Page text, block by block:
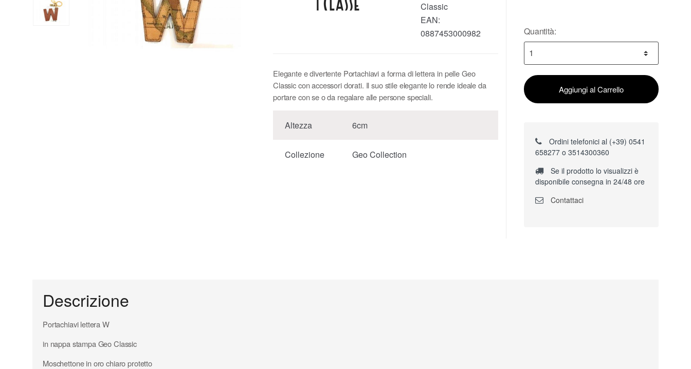
Classic
EAN:
0887453000982
Elegante e divertente Portachiavi a forma di lettera in pelle Geo
Classic con accessori dorati. Il suo stile elegante lo rende ideale da
portare con se o da regalare alle persone speciali.
Altezza 6cm
Collezione Geo Collection
Quantità:
Aggiungi al Carrello
Ordini telefonici al (+39) 0541
658277 o 3514300360
Se il prodotto lo visualizzi è
disponibile consegna in 24/48 ore
Contattaci
Descrizione
Portachiavi lettera W
in nappa stampa Geo Classic
Moschettone in oro chiaro protetto